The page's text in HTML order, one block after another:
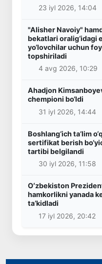
23 iyl 2026, 14:04
"Alisher Navoiy"
bekatlari oralig‘idagi
yo‘lovchilar uchun
topshiriladi
4 avg 2026, 10:29
Ahadjon
chempioni bo‘ldi
31 iyl 2026, 14:44
Boshlang‘ich ta’lim
sertifikat berish
tartibi belgilandi
30 iyl 2026, 11:58
Oʻzbekiston
hamkorlikni yanada
taʼkidladi
17 iyl 2026, 20:42